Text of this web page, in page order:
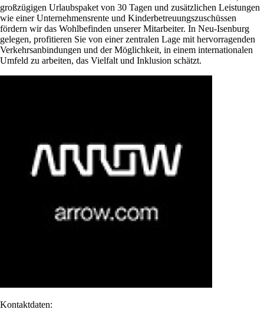
großzügigen Urlaubspaket von 30 Tagen und zusätzlichen Leistungen
wie einer Unternehmensrente und Kinderbetreuungszuschüssen
fördern wir das Wohlbefinden unserer Mitarbeiter. In Neu-Isenburg
gelegen, profitieren Sie von einer zentralen Lage mit hervorragenden
Verkehrsanbindungen und der Möglichkeit, in einem internationalen
Umfeld zu arbeiten, das Vielfalt und Inklusion schätzt.
Kontaktdaten: